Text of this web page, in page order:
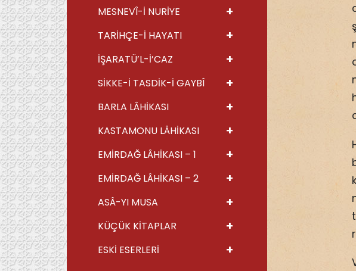
+
MESNEVÎ-İ NURİYE
+
TARİHÇE-İ HAYATI
+
İŞARATÜ’L-İ’CAZ
+
SİKKE-İ TASDİK-İ GAYBÎ
+
BARLA LÂHİKASI
+
KASTAMONU LÂHİKASI
+
EMİRDAĞ LÂHİKASI – 1
+
EMİRDAĞ LÂHİKASI – 2
+
ASÂ-YI MUSA
+
KÜÇÜK KİTAPLAR
+
ESKİ ESERLERİ